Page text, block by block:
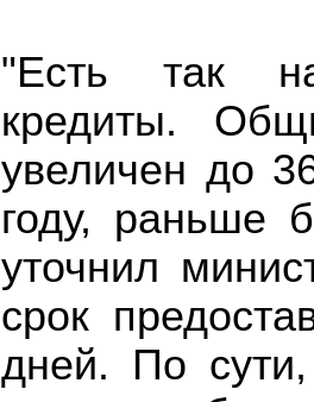
"Есть так
кредиты.
увеличен до
году, раньше
уточнил
срок
дней. По сути,